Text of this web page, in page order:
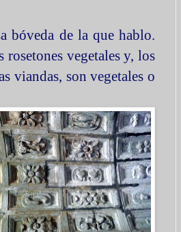
bóveda de la que hablo.
vegetales y, los
viandas, son vegetales o